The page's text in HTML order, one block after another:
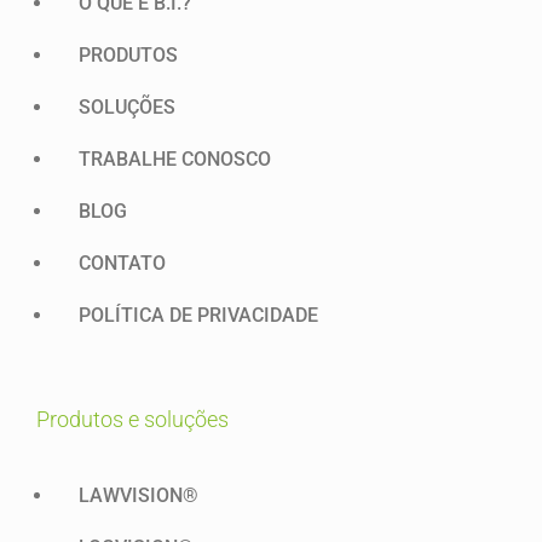
PRODUTOS
SOLUÇÕES
TRABALHE CONOSCO
BLOG
CONTATO
POLÍTICA DE PRIVACIDADE
produtos e soluções
LAWVISION®